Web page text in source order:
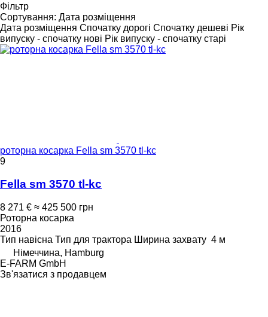
Фільтр
Сортування: Дата розміщення
Дата розміщення Спочатку дорогі Спочатку дешеві Рік
випуску - спочатку нові Рік випуску - спочатку старі
роторна косарка Fella sm 3570 tl-kc
9
Fella sm 3570 tl-kc
8 271 € ≈ 425 500 грн
Роторна косарка
2016
Тип навісна Тип для трактора Ширина захвату 4 м
Німеччина, Hamburg
E-FARM GmbH
Зв'язатися з продавцем